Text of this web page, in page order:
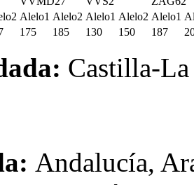
Alelo1 Alelo2 Alelo1 Alelo2 Alelo1
175 185 130 150 187
Castilla-
Andalucía,